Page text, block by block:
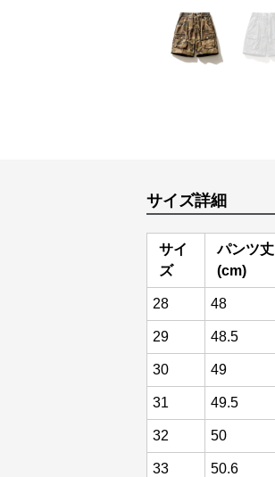
サイズ詳細
サイ
ズ
パンツ丈
(cm)
28 48
29 48.5
30 49
31 49.5
32 50
33 50.6